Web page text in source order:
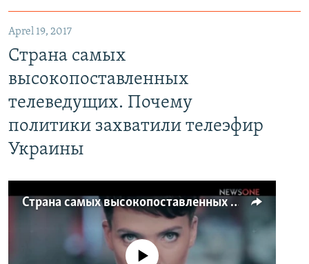
Aprel 19, 2017
Страна самых
высокопоставленных
телеведущих. Почему
политики захватили телеэфир
Украины
Страна самых высокопоставленных телеведущих. Почему политики захватили телеэфир Украины
No media source currently available